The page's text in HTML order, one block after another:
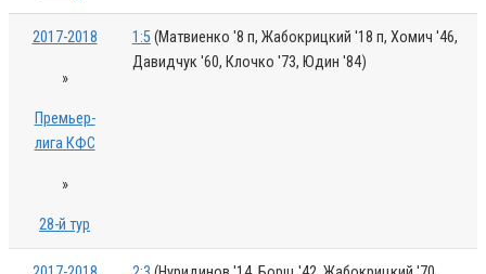
2017-2018
»
Премьер-
лига КФС
»
28-й тур
1:5(Матвиенко '8 п, Жабокрицкий '18 п, Хомич '46,
Давидчук '60, Клочко '73, Юдин '84)